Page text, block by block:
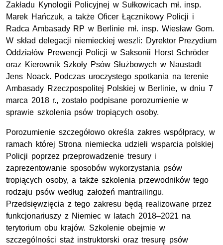
Zakładu Kynologii Policyjnej w Sułkowicach mł. insp.
Marek Hańczuk, a także Oficer Łącznikowy Policji i
Radca Ambasady RP w Berlinie mł. insp. Wiesław Gom.
W skład delegacji niemieckiej weszli: Dyrektor Prezydium
Oddziałów Prewencji Policji w Saksonii Horst Schröder
oraz Kierownik Szkoły Psów Służbowych w Naustadt
Jens Noack. Podczas uroczystego spotkania na terenie
Ambasady Rzeczpospolitej Polskiej w Berlinie, w dniu 7
marca 2018 r., zostało podpisane porozumienie w
sprawie szkolenia psów tropiących osoby.
Porozumienie szczegółowo określa zakres współpracy, w
ramach której Strona niemiecka udzieli wsparcia polskiej
Policji poprzez przeprowadzenie tresury i
zaprezentowanie sposobów wykorzystania psów
tropiących osoby, a także szkolenia przewodników tego
rodzaju psów według założeń mantrailingu.
Przedsięwzięcia z tego zakresu będą realizowane przez
funkcjonariuszy z Niemiec w latach 2018–2021 na
terytorium obu krajów. Szkolenie obejmie w
szczególności staż instruktorski oraz tresurę psów